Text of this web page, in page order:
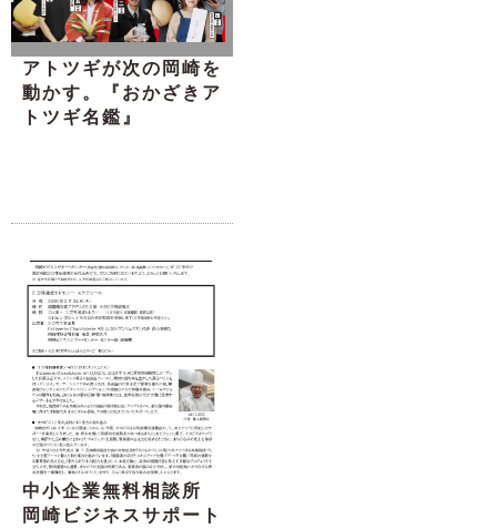
アトツギが次の岡崎を
動かす。『おかざきア
トツギ名鑑』
中小企業無料相談所
岡崎ビジネスサポート